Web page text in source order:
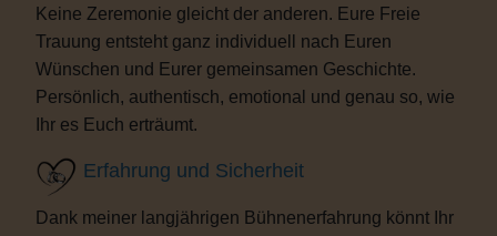
Keine Zeremonie gleicht der anderen. Eure Freie
Trauung entsteht ganz individuell nach Euren
Wünschen und Eurer gemeinsamen Geschichte.
Persönlich, authentisch, emotional und genau so, wie
Ihr es Euch erträumt.
Erfahrung und Sicherheit
Dank meiner langjährigen Bühnenerfahrung könnt Ihr